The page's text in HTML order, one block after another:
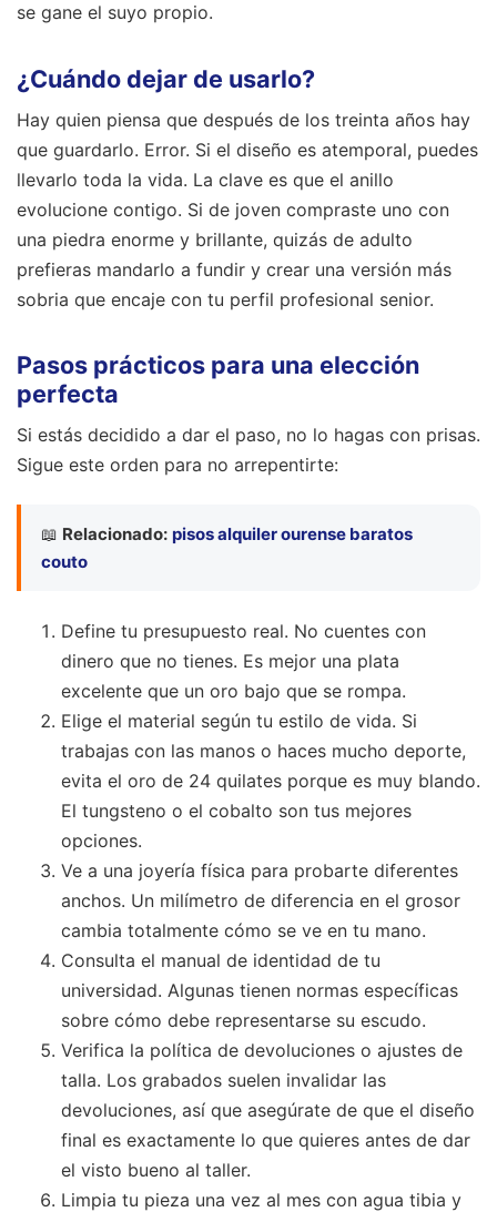
se gane el suyo propio.
¿Cuándo dejar de usarlo?
Hay quien piensa que después de los treinta años hay
que guardarlo. Error. Si el diseño es atemporal, puedes
llevarlo toda la vida. La clave es que el anillo
evolucione contigo. Si de joven compraste uno con
una piedra enorme y brillante, quizás de adulto
prefieras mandarlo a fundir y crear una versión más
sobria que encaje con tu perfil profesional senior.
Pasos prácticos para una elección
perfecta
Si estás decidido a dar el paso, no lo hagas con prisas.
Sigue este orden para no arrepentirte:
📖 Relacionado: pisos alquiler ourense baratos
couto
Define tu presupuesto real. No cuentes con
dinero que no tienes. Es mejor una plata
excelente que un oro bajo que se rompa.
Elige el material según tu estilo de vida. Si
trabajas con las manos o haces mucho deporte,
evita el oro de 24 quilates porque es muy blando.
El tungsteno o el cobalto son tus mejores
opciones.
Ve a una joyería física para probarte diferentes
anchos. Un milímetro de diferencia en el grosor
cambia totalmente cómo se ve en tu mano.
Consulta el manual de identidad de tu
universidad. Algunas tienen normas específicas
sobre cómo debe representarse su escudo.
Verifica la política de devoluciones o ajustes de
talla. Los grabados suelen invalidar las
devoluciones, así que asegúrate de que el diseño
final es exactamente lo que quieres antes de dar
el visto bueno al taller.
Limpia tu pieza una vez al mes con agua tibia y